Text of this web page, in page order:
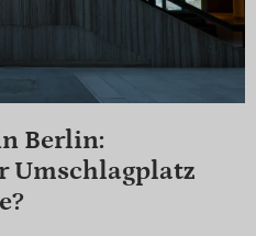
Berlin:
Umschlagplatz